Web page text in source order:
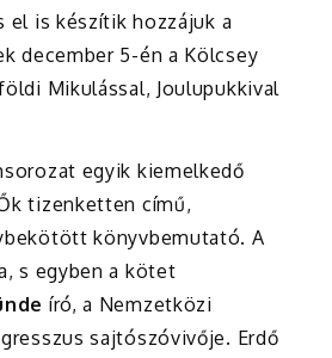
is készítik hozzájuk a
december 5-én a Kölcsey
Mikulással, Joulupukkival
egyik kiemelkedő
tizenketten című,
könyvbemutató. A
s egyben a kötet
író, a Nemzetközi
sajtószóvivője. Erdő